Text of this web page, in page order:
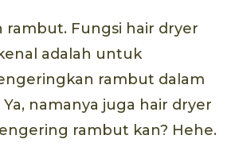
rambut. Fungsi hair dryer
adalah untuk
rambut dalam
namanya juga hair dryer
rambut kan? Hehe.